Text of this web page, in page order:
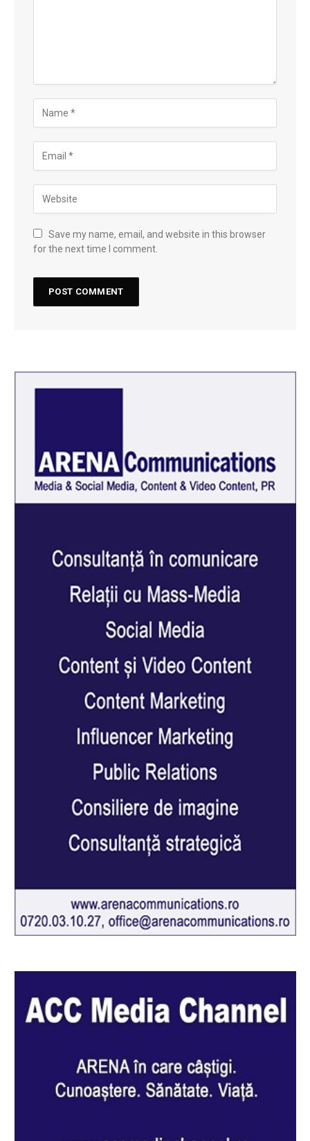
Save my name, email, and website in this browser
for the next time I comment.